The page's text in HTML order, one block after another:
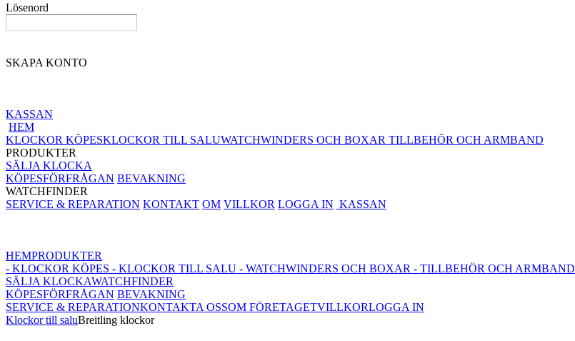
Lösenord
SKAPA KONTO
KASSAN
HEM
KLOCKOR KÖPESKLOCKOR TILL SALUWATCHWINDERS OCH BOXAR TILLBEHÖR OCH ARMBAND
PRODUKTER
SÄLJA KLOCKA
KÖPESFÖRFRÅGAN BEVAKNING
WATCHFINDER
SERVICE & REPARATION KONTAKT OM VILLKOR LOGGA IN KASSAN
HEMPRODUKTER
- KLOCKOR KÖPES - KLOCKOR TILL SALU - WATCHWINDERS OCH BOXAR - TILLBEHÖR OCH ARMBAND
SÄLJA KLOCKAWATCHFINDER
KÖPESFÖRFRÅGAN BEVAKNING
SERVICE & REPARATIONKONTAKTA OSSOM FÖRETAGETVILLKORLOGGA IN
Klockor till saluBreitling klockor